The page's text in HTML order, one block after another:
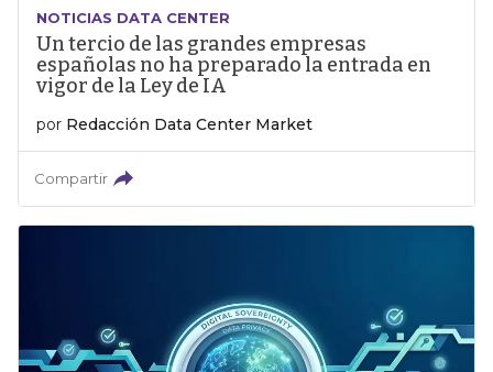
NOTICIAS DATA CENTER
Un tercio de las grandes empresas
españolas no ha preparado la entrada en
vigor de la Ley de IA
por Redacción Data Center Market
Compartir